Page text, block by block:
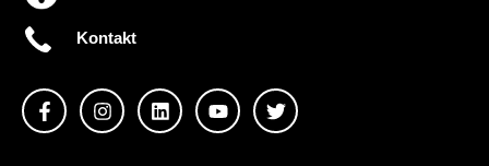
Kontakt